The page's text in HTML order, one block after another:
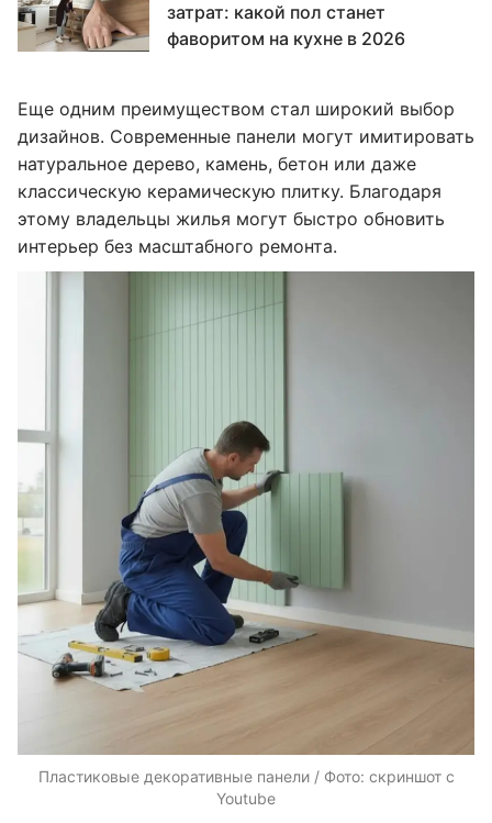
затрат: какой пол станет
фаворитом на кухне в 2026
Еще одним преимуществом стал широкий выбор
дизайнов. Современные панели могут имитировать
натуральное дерево, камень, бетон или даже
классическую керамическую плитку. Благодаря
этому владельцы жилья могут быстро обновить
интерьер без масштабного ремонта.
Пластиковые декоративные панели / Фото: скриншот с
Youtube